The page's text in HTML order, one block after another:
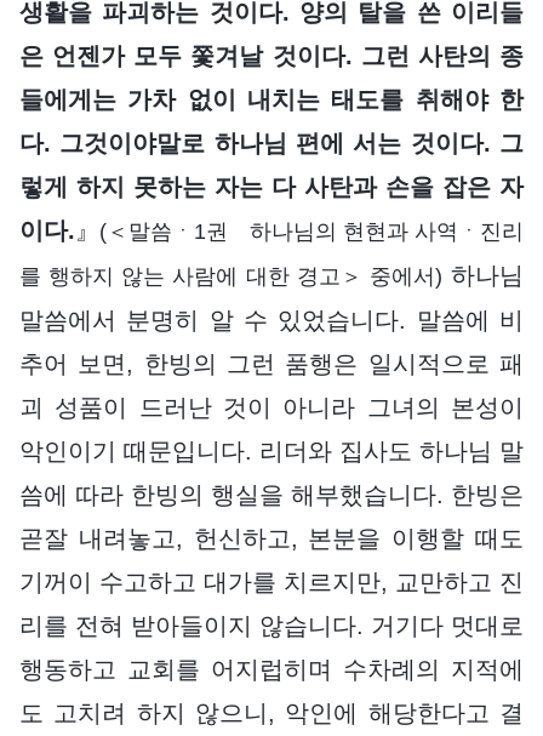
생활을 파괴하는 것이다. 양의 탈을 쓴 이리들
은 언젠가 모두 쫓겨날 것이다. 그런 사탄의 종
들에게는 가차 없이 내치는 태도를 취해야 한
다. 그것이야말로 하나님 편에 서는 것이다. 그
렇게 하지 못하는 자는 다 사탄과 손을 잡은 자
이다. 』 (＜말씀ㆍ1권 하나님의 현현과 사역ㆍ진리
를 행하지 않는 사람에 대한 경고＞ 중에서) 하나님
말씀에서 분명히 알 수 있었습니다. 말씀에 비
추어 보면, 한빙의 그런 품행은 일시적으로 패
괴 성품이 드러난 것이 아니라 그녀의 본성이
악인이기 때문입니다. 리더와 집사도 하나님 말
씀에 따라 한빙의 행실을 해부했습니다. 한빙은
곧잘 내려놓고, 헌신하고, 본분을 이행할 때도
기꺼이 수고하고 대가를 치르지만, 교만하고 진
리를 전혀 받아들이지 않습니다. 거기다 멋대로
행동하고 교회를 어지럽히며 수차례의 지적에
도 고치려 하지 않으니, 악인에 해당한다고 결